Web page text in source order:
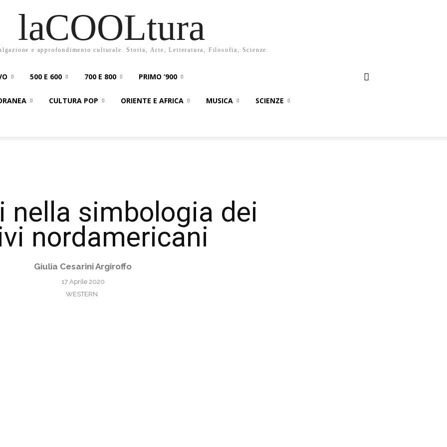
laCOOLtura
e approfondimento culturale. Storia, Arte, Letteratura, Filosofia, Scienze.
500 E 600 700 E 800 PRIMO ‘900
CULTURA POP ORIENTE E AFRICA MUSICA SCIENZE
nella simbologia dei
nordamericani
Giulia Cesarini Argiroffo
17 Aprile 2020
WESTERN